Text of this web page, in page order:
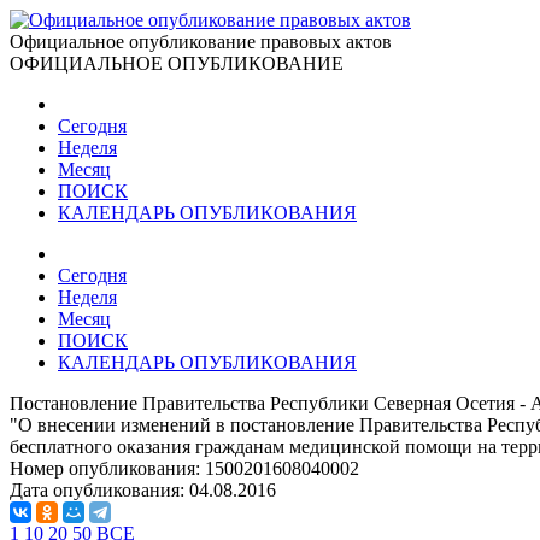
Официальное опубликование правовых актов
ОФИЦИАЛЬНОЕ ОПУБЛИКОВАНИЕ
Сегодня
Неделя
Месяц
ПОИСК
КАЛЕНДАРЬ ОПУБЛИКОВАНИЯ
Сегодня
Неделя
Месяц
ПОИСК
КАЛЕНДАРЬ ОПУБЛИКОВАНИЯ
Постановление Правительства Республики Северная Осетия
"О внесении изменений в постановление Правительства
бесплатного оказания гражданам медицинской помощи на
Номер опубликования: 1500201608040002
Дата опубликования: 04.08.2016
1 10 20 50 ВСЕ